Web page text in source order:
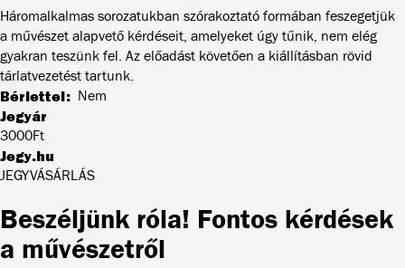
Háromalkalmas sorozatukban szórakoztató formában feszegetjük
a művészet alapvető kérdéseit, amelyeket úgy tűnik, nem elég
gyakran teszünk fel. Az előadást követően a kiállításban rövid
tárlatvezetést tartunk.
Bérlettel Nem
Jegyár
3000Ft
Jegy.hu
JEGYVÁSÁRLÁS
Beszéljünk róla! Fontos kérdések
a művészetről